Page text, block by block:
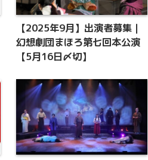
【2025年9月】出演者募集｜
幻想劇団まほろ第七回本公演
【5月16日〆切】